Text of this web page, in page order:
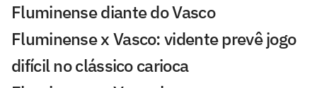
Fluminense diante do Vasco
Fluminense x Vasco: vidente prevê jogo
difícil no clássico carioca